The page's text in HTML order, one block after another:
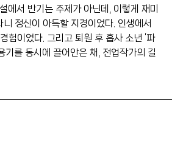
에서 반기는 주제가 아닌데, 이렇게 재미
정신이 아득할 지경이었다. 인생에서
험이었다. 그리고 퇴원 후 흡사 소년 ‘파
기를 동시에 끌어안은 채, 전업작가의 길